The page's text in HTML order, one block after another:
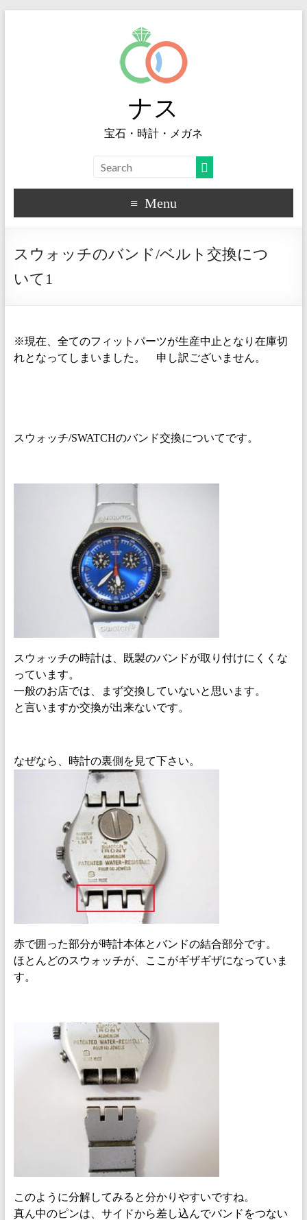
ナス
宝石・時計・メガネ
Menu
スウォッチのバンド/ベルト交換につ
いて1
※現在、全てのフィットパーツが生産中止となり在庫切
れとなってしまいました。 申し訳ございません。
スウォッチ/SWATCHのバンド交換についてです。
スウォッチの時計は、既製のバンドが取り付けにくくな
っています。
一般のお店では、まず交換していないと思います。
と言いますか交換が出来ないです。
なぜなら、時計の裏側を見て下さい。
赤で囲った部分が時計本体とバンドの結合部分です。
ほとんどのスウォッチが、ここがギザギザになっていま
す。
このように分解してみると分かりやすいですね。
真ん中のピンは、サイドから差し込んでバンドをつない